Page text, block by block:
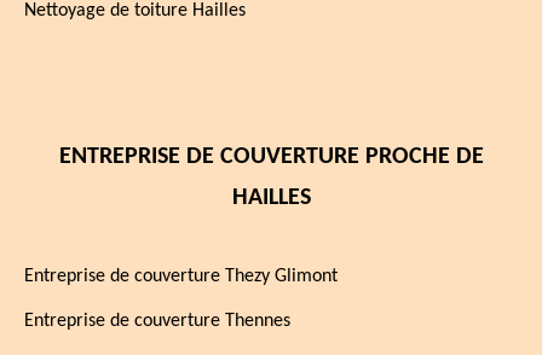
Nettoyage de toiture Hailles
ENTREPRISE DE COUVERTURE PROCHE DE
HAILLES
Entreprise de couverture Thezy Glimont
Entreprise de couverture Thennes